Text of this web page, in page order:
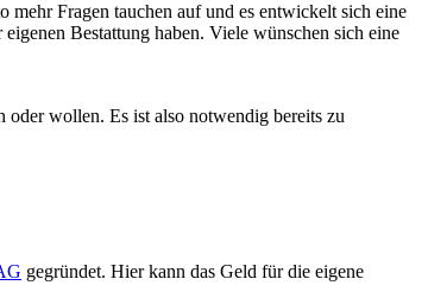
mehr Fragen tauchen auf und es entwickelt sich eine
Bestattung haben. Viele wünschen sich eine
oder wollen. Es ist also notwendig bereits zu
gegründet. Hier kann das Geld für die eigene